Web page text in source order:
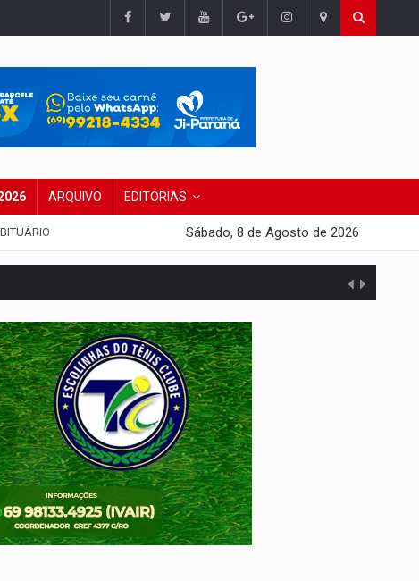
ARQUIVO EDITORIAS
Sábado, 8 de Agosto de 2026
escola